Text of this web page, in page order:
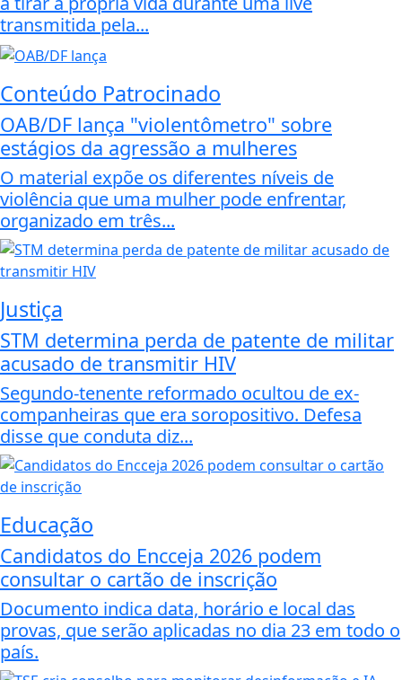
transmitida pela...
Conteúdo Patrocinado
OAB/DF lança "violentômetro" sobre
estágios da agressão a mulheres
O material expõe os diferentes níveis de
violência que uma mulher pode enfrentar,
organizado em três...
Justiça
STM determina perda de patente de militar
acusado de transmitir HIV
Segundo-tenente reformado ocultou de ex-
companheiras que era soropositivo. Defesa
disse que conduta diz...
Educação
Candidatos do Encceja 2026 podem
consultar o cartão de inscrição
Documento indica data, horário e local das
provas, que serão aplicadas no dia 23 em todo o
país.